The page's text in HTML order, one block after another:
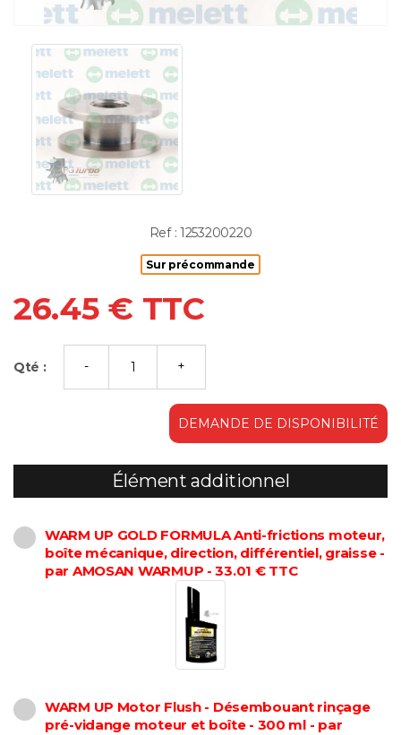
Ref : 1253200220
Sur précommande
26.45 € TTC
Qté :
DEMANDE DE DISPONIBILITÉ
Élément additionnel
WARM UP GOLD FORMULA Anti-frictions moteur,
boîte mécanique, direction, différentiel, graisse -
par AMOSAN WARMUP - 33.01 € TTC
WARM UP Motor Flush - Désembouant rinçage
pré-vidange moteur et boîte - 300 ml - par